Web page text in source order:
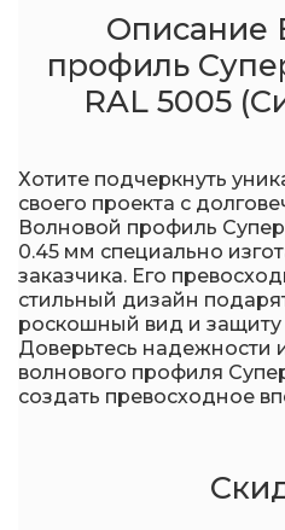
Описание
профиль
RAL 5005
Хотите подчеркнуть
своего проекта с
Волновой профиль
0.45 мм специально
заказчика. Его
стильный дизайн
роскошный вид и защиту
Доверьтесь надежности
волнового профиля
создать превосходное